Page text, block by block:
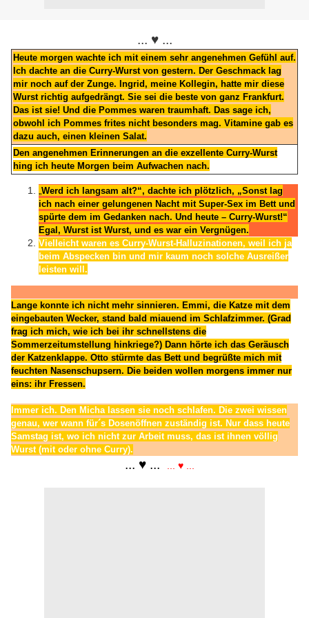
... ♥ ...
Heute morgen wachte ich mit einem sehr angenehmen Gefühl auf.
Ich dachte an die Curry-Wurst von gestern. Der Geschmack lag
mir noch auf der Zunge. Ingrid, meine Kollegin, hatte mir diese
Wurst richtig aufgedrängt. Sie sei die beste von ganz Frankfurt.
Das ist sie! Und die Pommes waren traumhaft. Das sage ich,
obwohl ich Pommes frites nicht besonders mag. Vitamine gab es
dazu auch, einen kleinen Salat.
Den angenehmen Erinnerungen an die exzellente Curry-Wurst
hing ich heute Morgen beim Aufwachen nach.
„Werd ich langsam alt?“, dachte ich plötzlich, „Sonst lag
ich nach einer gelungenen Nacht mit Super-Sex im Bett und
spürte dem im Gedanken nach. Und heute – Curry-Wurst!“
Egal, Wurst ist Wurst, und es war ein Vergnügen.
Vielleicht waren es Curry-Wurst-Halluzinationen, weil ich ja
beim Abspecken bin und mir kaum noch solche Ausreißer
leisten will.
Lange konnte ich nicht mehr sinnieren. Emmi, die Katze mit dem
eingebauten Wecker, stand bald miauend im Schlafzimmer. (Grad
frag ich mich, wie ich bei ihr schnellstens die
Sommerzeitumstellung hinkriege?) Dann hörte ich das Geräusch
der Katzenklappe. Otto stürmte das Bett und begrüßte mich mit
feuchten Nasenschupsern. Die beiden wollen morgens immer nur
eins: ihr Fressen.
Immer ich. Den Micha lassen sie noch schlafen. Die zwei wissen
genau, wer wann für´s Dosenöffnen zuständig ist. Nur dass heute
Samstag ist, wo ich nicht zur Arbeit muss, das ist ihnen völlig
Wurst (mit oder ohne Curry).
... ♥ ... ... ♥ ...